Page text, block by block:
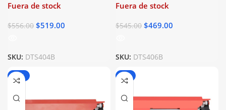
Fuera de stock
$556.00 $519.00
SKU: DTS404B
Fuera de stock
$545.00 $469.00
SKU: DTS406B
-15% -7%